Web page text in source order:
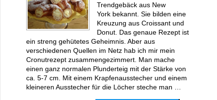
Trendgebäck aus New
York bekannt. Sie bilden eine
Kreuzung aus Croissant und
Donut. Das genaue Rezept ist
ein streng gehütetes Geheimnis. Aber aus
verschiedenen Quellen im Netz hab ich mir mein
Cronutrezept zusammengezimmert. Man mache
einen ganz normalen Plunderteig mit der Stärke von
ca. 5-7 cm. Mit einem Krapfenausstecher und einem
kleineren Ausstecher für die Löcher steche man …